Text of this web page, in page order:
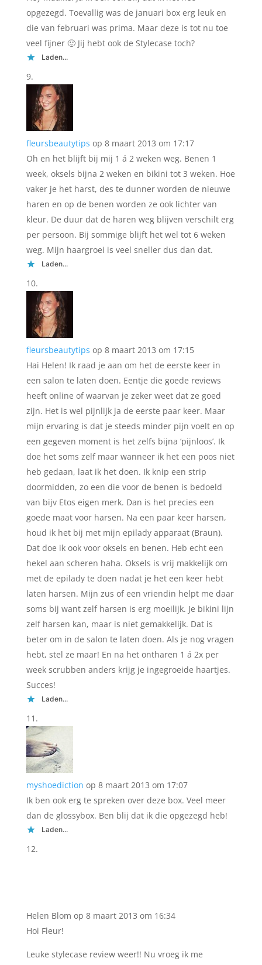
opgezegd. Toevallig was de januari box erg leuk en
die van februari was prima. Maar deze is tot nu toe
veel fijner 🙂 Jij hebt ook de Stylecase toch?
Laden...
fleursbeautytips op 8 maart 2013 om 17:17
Oh en het blijft bij mij 1 á 2 weken weg. Benen 1
week, oksels bijna 2 weken en bikini tot 3 weken. Hoe
vaker je het harst, des te dunner worden de nieuwe
haren en op de benen worden ze ook lichter van
kleur. De duur dat de haren weg blijven verschilt erg
per persoon. Bij sommige blijft het wel tot 6 weken
weg. Mijn haargroei is veel sneller dus dan dat.
Laden...
fleursbeautytips op 8 maart 2013 om 17:15
Hai Helen! Ik raad je aan om het de eerste keer in
een salon te laten doen. Eentje die goede reviews
heeft online of waarvan je zeker weet dat ze goed
zijn. Het is wel pijnlijk ja de eerste paar keer. Maar
mijn ervaring is dat je steeds minder pijn voelt en op
een gegeven moment is het zelfs bijna ‘pijnloos’. Ik
doe het soms zelf maar wanneer ik het een poos niet
heb gedaan, laat ik het doen. Ik knip een strip
doormidden, zo een die voor de benen is bedoeld
van bijv Etos eigen merk. Dan is het precies een
goede maat voor harsen. Na een paar keer harsen,
houd ik het bij met mijn epilady apparaat (Braun).
Dat doe ik ook voor oksels en benen. Heb echt een
hekel aan scheren haha. Oksels is vrij makkelijk om
met de epilady te doen nadat je het een keer hebt
laten harsen. Mijn zus of een vriendin helpt me daar
soms bij want zelf harsen is erg moeilijk. Je bikini lijn
zelf harsen kan, maar is niet gemakkelijk. Dat is
beter om in de salon te laten doen. Als je nog vragen
hebt, stel ze maar! En na het ontharen 1 á 2x per
week scrubben anders krijg je ingegroeide haartjes.
Succes!
Laden...
myshoediction op 8 maart 2013 om 17:07
Ik ben ook erg te spreken over deze box. Veel meer
dan de glossybox. Ben blij dat ik die opgezegd heb!
Laden...
Helen Blom op 8 maart 2013 om 16:34
Hoi Fleur!
Leuke stylecase review weer!! Nu vroeg ik me